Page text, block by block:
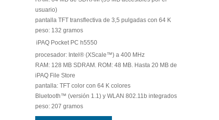
usuario)
pantalla TFT transflectiva de 3,5 pulgadas con 64 K
peso: 132 gramos
iPAQ Pocket PC h5550
procesador: Intel® (XScale™) a 400 MHz
RAM: 128 MB SDRAM. ROM: 48 MB. Hasta 20 MB de
iPAQ File Store
pantalla: TFT color con 64 K colores
Bluetooth™ (versión 1.1) y WLAN 802.11b integrados
peso: 207 gramos